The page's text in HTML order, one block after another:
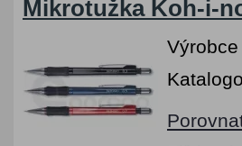
Mikrotužka Koh-i-